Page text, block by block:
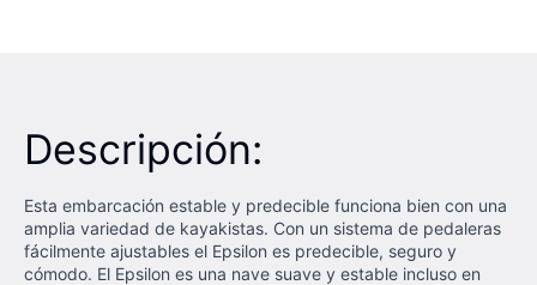
Descripción:
Esta embarcación estable y predecible funciona bien con una
amplia variedad de kayakistas. Con un sistema de pedaleras
fácilmente ajustables el Epsilon es predecible, seguro y
cómodo. El Epsilon es una nave suave y estable incluso en